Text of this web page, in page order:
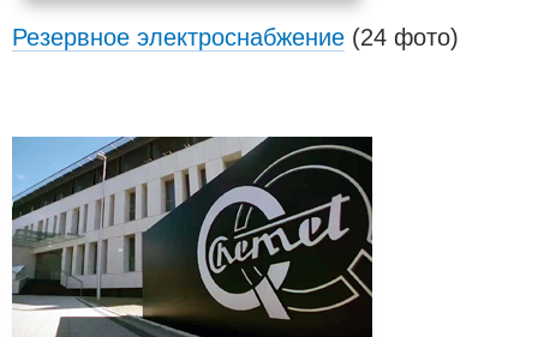
Резервное электроснабжение (24 фото)